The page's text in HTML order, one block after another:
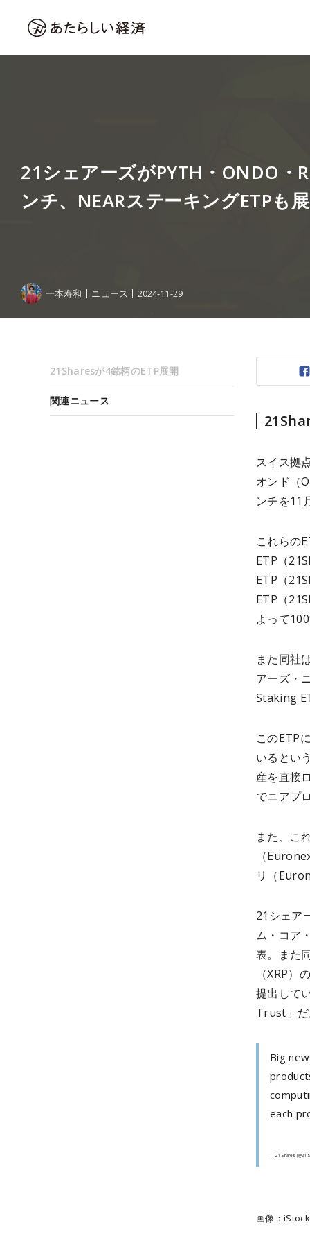
21シェアーズがPYTH・ONDO・
ンチ、NEARステーキングETPも
一本寿和 ニュース 2024-11-29
スイス拠
オンド（
ンチを11
これらの
ETP（
ETP（
ETP（
よって
また同社
アーズ・
Staking
このETP
いるとい
産を直接
でニアプ
また、こ
（
リ（
21シェア
ム・コア
表。また
（XRP
提出して
Trust」だ
Big
each
— 21Shares
画像：
21Sharesが4銘柄のETP展開
関連ニュース